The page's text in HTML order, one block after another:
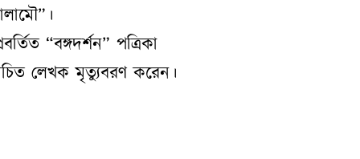
“বঙ্গদর্শন” পত্রিকা
লেখক মৃত্যুবরণ করেন।